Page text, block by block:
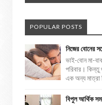
POPULAR POSTS
নিজের বোনের
ভাই-বোন মা-
পরিবার।
এক অন্য মাত্রা
বিপুল আর্থিক